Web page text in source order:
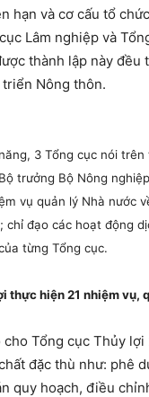
hạn và cơ cấu tổ
Lâm nghiệp và
thành lập này đều
Nông thôn.
3 Tổng cục nói
trưởng Bộ Nông
vụ quản lý Nhà nước
chỉ đạo các hoạt động
từng Tổng cục.
thực hiện 21 nhiệm vụ,
Tổng cục Thủy lợi
đặc thù như: phê
quy hoạch, điều